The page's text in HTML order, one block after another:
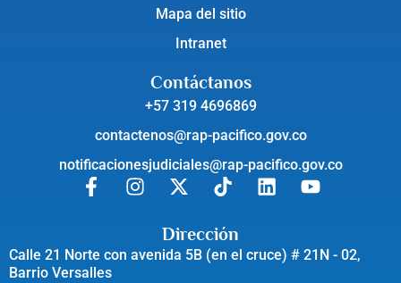
Mapa del sitio
Intranet
Contáctanos
+57 319 4696869
contactenos@rap-pacifico.gov.co
notificacionesjudiciales@rap-pacifico.gov.co
Dirección
Calle 21 Norte con avenida 5B (en el cruce) # 21N - 02,
Barrio Versalles